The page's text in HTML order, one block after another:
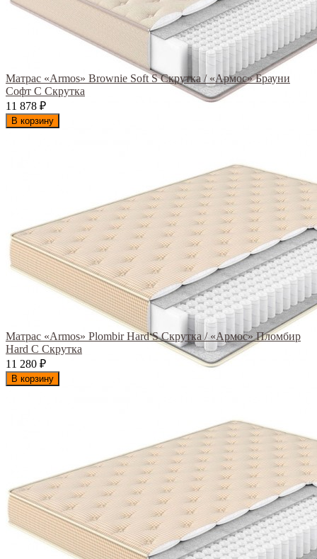
Матрас «Armos» Brownie Soft S Скрутка / «Армос» Брауни
Софт С Скрутка
11 878 ₽
В корзину
Матрас «Armos» Plombir Hard S Скрутка / «Армос» Пломбир
Hard С Скрутка
11 280 ₽
В корзину